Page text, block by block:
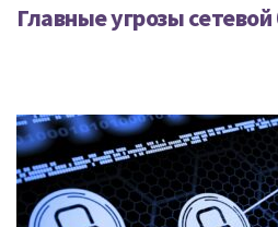
Главные угрозы